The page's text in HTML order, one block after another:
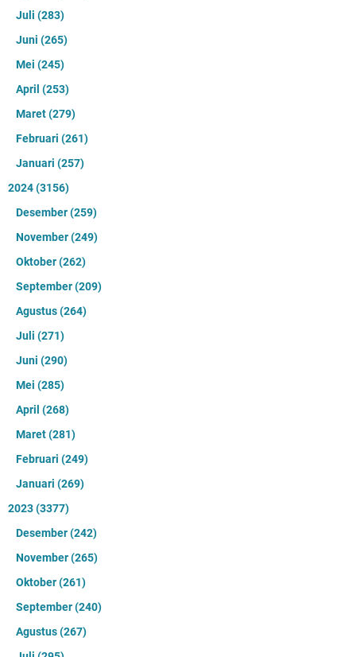
Juli (283)
Juni (265)
Mei (245)
April (253)
Maret(279)
Februari (261)
Januari (257)
2024(3156)
Desember(259)
November(249)
Oktober(262)
September(209)
Agustus(264)
Juli (271)
Juni (290)
Mei (285)
April (268)
Maret(281)
Februari (249)
Januari (269)
2023(3377)
Desember(242)
November(265)
Oktober(261)
September(240)
Agustus(267)